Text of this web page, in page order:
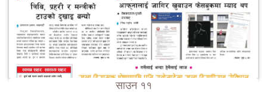
साउन ११